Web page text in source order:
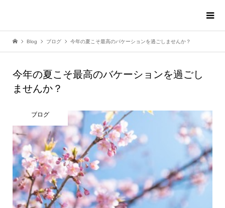
Blog ブログ 今年の夏こそ最高のバケーションを過ごしませんか？
今年の夏こそ最高のバケーションを過ごし
ませんか？
ブログ